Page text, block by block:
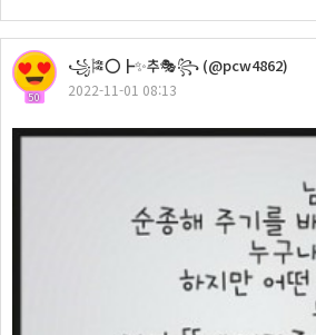
50
꧁🎏⭕┣✨추🎭꧂ (@pcw4862)
2022-11-01 08:13